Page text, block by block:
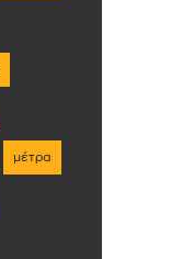
μέτρα